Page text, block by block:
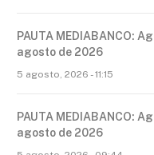
PAUTA MEDIABANCO:
agosto de 2026
5 agosto, 2026 - 11:15
PAUTA MEDIABANCO:
agosto de 2026